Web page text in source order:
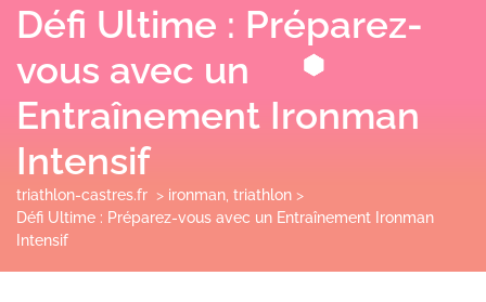
Défi Ultime : Préparez-
vous avec un
Entraînement Ironman
Intensif
triathlon-castres.fr > ironman triathlon >
Défi Ultime : Préparez-vous avec un Entraînement Ironman
Intensif